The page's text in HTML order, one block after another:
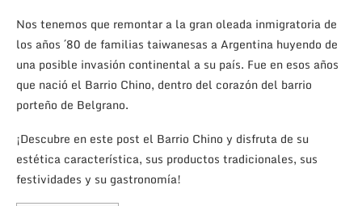
Nos tenemos que remontar a la gran oleada inmigratoria de
los años ´80 de familias taiwanesas a Argentina huyendo de
una posible invasión continental a su país. Fue en esos años
que nació el Barrio Chino, dentro del corazón del barrio
porteño de Belgrano.
¡Descubre en este post el Barrio Chino y disfruta de su
estética característica, sus productos tradicionales, sus
festividades y su gastronomía!